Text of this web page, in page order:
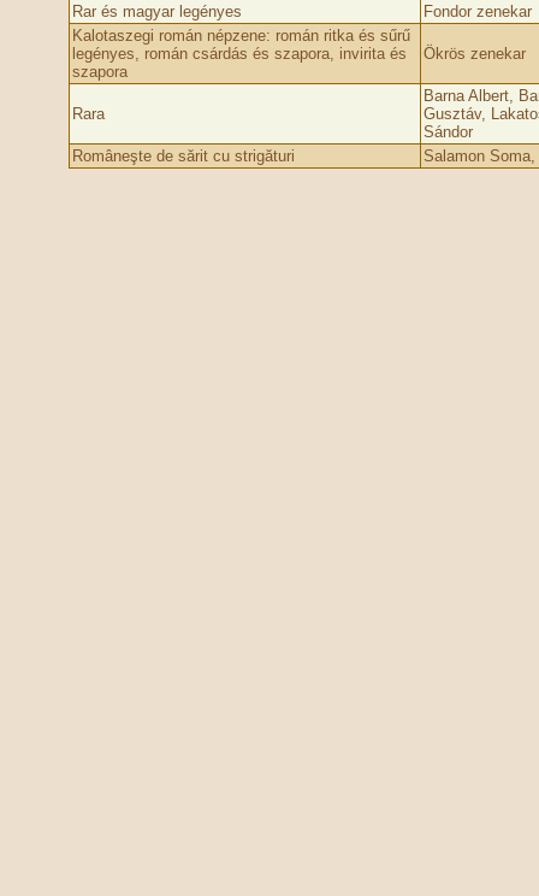
Rar és magyar legényes
Fondor zenekar
Kalotaszegi román népzene: román ritka és sűrű
legényes, román csárdás és szapora, invirita és
szapora
Ökrös zenekar
Rara
Barna Albert,
Gusztáv,
Sándor
Româneşte de sărit cu strigături
Salamon